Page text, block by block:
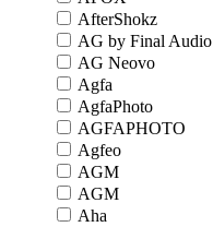
AfterShokz
AG by Final Audio
AG Neovo
Agfa
AgfaPhoto
AGFAPHOTO
Agfeo
AGM
AGM
Aha